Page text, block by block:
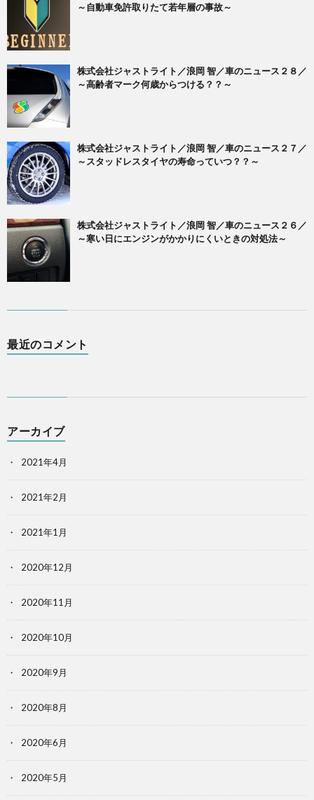
～自動車免許取りたて若年層の事故～
株式会社ジャストライト／浪岡 智／車のニュース２８／
～高齢者マーク何歳からつける？？～
株式会社ジャストライト／浪岡 智／車のニュース２７／
～スタッドレスタイヤの寿命っていつ？？～
株式会社ジャストライト／浪岡 智／車のニュース２６／
～寒い日にエンジンがかかりにくいときの対処法～
最近のコメント
アーカイブ
2021年4月
2021年2月
2021年1月
2020年12月
2020年11月
2020年10月
2020年9月
2020年8月
2020年6月
2020年5月